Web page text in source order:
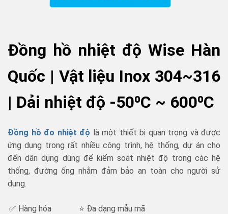
Đồng hồ nhiệt độ Wise Hàn
Quốc | Vật liệu Inox 304~316
| Dải nhiệt độ -50⁰C ~ 600⁰C
Đồng hồ đo nhiệt độ là một thiết bị quan trọng và được
ứng dụng trong rất nhiều công trình, hệ thống, dự án cho
đến dân dụng dùng để kiểm soát nhiệt độ trong các hệ
thống, đường ống nhằm đảm bảo an toàn cho người sử
dụng.
✅ Hàng hóa
⭐ Đa dạng mẫu mã